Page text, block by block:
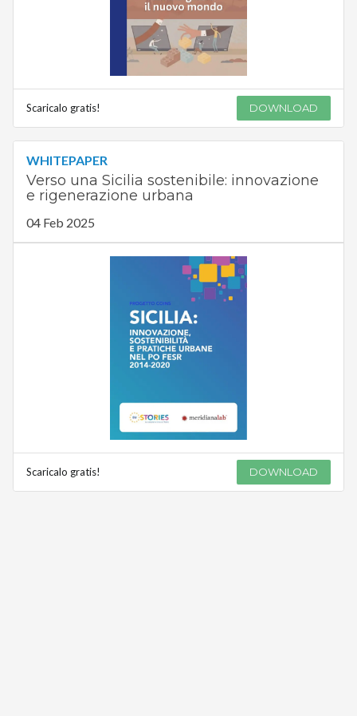
Scaricalo gratis! DOWNLOAD
WHITEPAPER
Verso una Sicilia sostenibile: innovazione
e rigenerazione urbana
04 Feb 2025
Scaricalo gratis! DOWNLOAD